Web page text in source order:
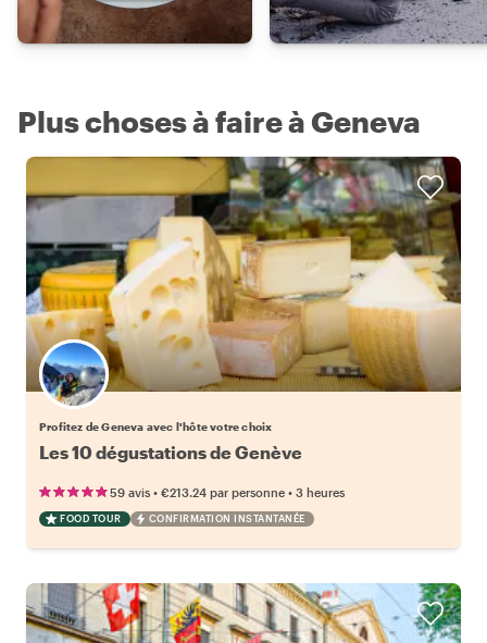
Plus choses à faire à Geneva
Choisissez votre local favori
Profitez de Geneva avec l'hôte votre choix
Les 10 dégustations de Genève
59 avis • €213.24 par personne • 3 heures
FOOD TOUR CONFIRMATION INSTANTANÉE